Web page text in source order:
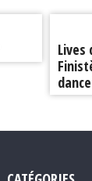
Lives